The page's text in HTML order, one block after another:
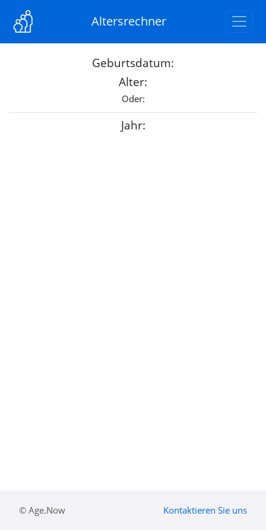
Altersrechner
Geburtsdatum:
Alter:
Oder:
Jahr:
© Age.Now Kontaktieren Sie uns